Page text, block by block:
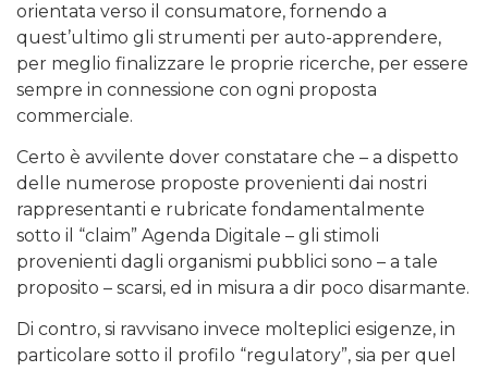
orientata verso il consumatore, fornendo a
quest’ultimo gli strumenti per auto-apprendere,
per meglio finalizzare le proprie ricerche, per essere
sempre in connessione con ogni proposta
commerciale.
Certo è avvilente dover constatare che – a dispetto
delle numerose proposte provenienti dai nostri
rappresentanti e rubricate fondamentalmente
sotto il “claim” Agenda Digitale – gli stimoli
provenienti dagli organismi pubblici sono – a tale
proposito – scarsi, ed in misura a dir poco disarmante.
Di contro, si ravvisano invece molteplici esigenze, in
particolare sotto il profilo “regulatory”, sia per quel